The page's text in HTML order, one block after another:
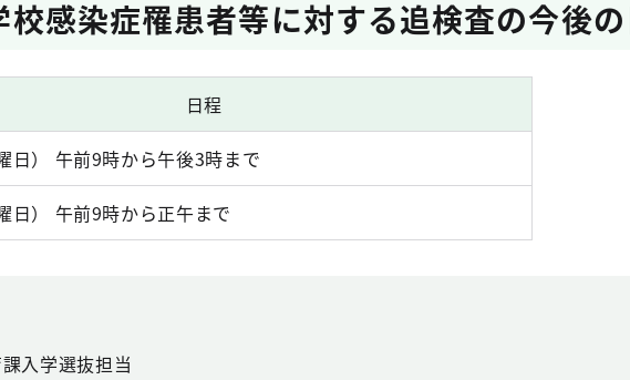
感染症罹患者等に対する追検査の今後
日程
日） 午前9時から午後3時まで
日） 午前9時から正午まで
入学選抜担当